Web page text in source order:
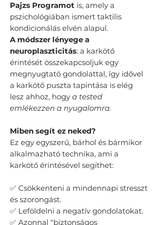
Pajzs Programot is, amely a
pszichológiában ismert taktilis
kondicionálás elvén alapul.
A módszer lényege a
neuroplaszticitás: a karkötő
érintését összekapcsoljuk egy
megnyugtató gondolattal, így idővel
a karkötő puszta tapintása is elég
lesz ahhoz, hogy a tested
emlékezzen a nyugalomra.
​Miben segít ez neked?
Ez egy egyszerű, bárhol és bármikor
alkalmazható technika, ami a
karkötő érintésével segíthet:
✅ Csökkenteni a mindennapi stresszt
és szorongást.
✅ Leföldelni a negatív gondolatokat.
✅ Azonnal "biztonságos